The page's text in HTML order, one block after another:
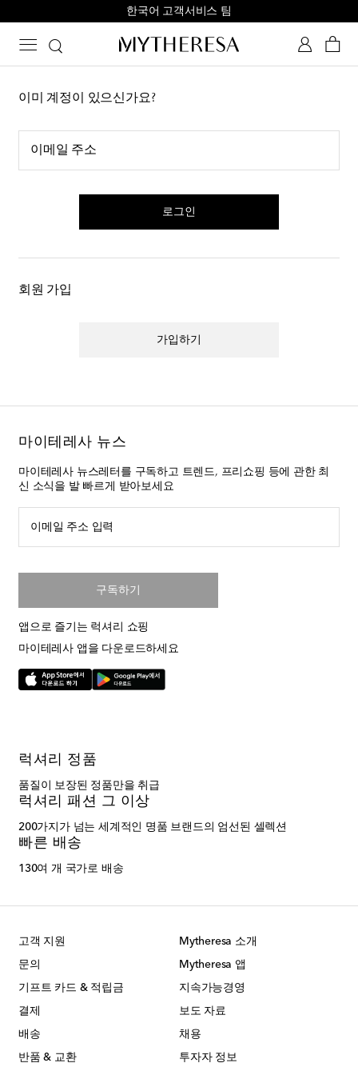
한국어 고객서비스 팀
이미 계정이 있으신가요?
이메일 주소
로그인
회원 가입
가입하기
마이테레사 뉴스
마이테레사 뉴스레터를 구독하고 트렌드, 프리쇼핑 등에 관한 최
신 소식을 발 빠르게 받아보세요
이메일 주소 입력
구독하기
앱으로 즐기는 럭셔리 쇼핑
마이테레사 앱을 다운로드하세요
럭셔리 정품
품질이 보장된 정품만을 취급
럭셔리 패션 그 이상
200가지가 넘는 세계적인 명품 브랜드의 엄선된 셀렉션
빠른 배송
130여 개 국가로 배송
고객 지원
문의
기프트 카드 & 적립금
결제
배송
반품 & 교환
Mytheresa 소개
Mytheresa 앱
지속가능경영
보도 자료
채용
투자자 정보